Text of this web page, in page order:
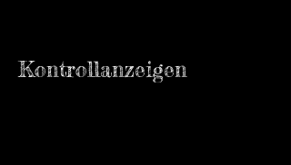
Kontrollanzeigen